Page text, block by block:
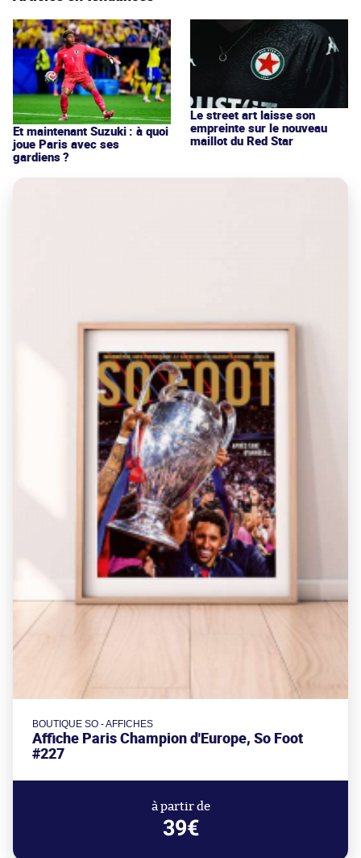
Et maintenant Suzuki : à quoi
joue Paris avec ses
gardiens ?
Le street art laisse son
empreinte sur le nouveau
maillot du Red Star
BOUTIQUE SO - AFFICHES
Affiche Paris Champion d'Europe, So Foot
#227
à partir de
39€